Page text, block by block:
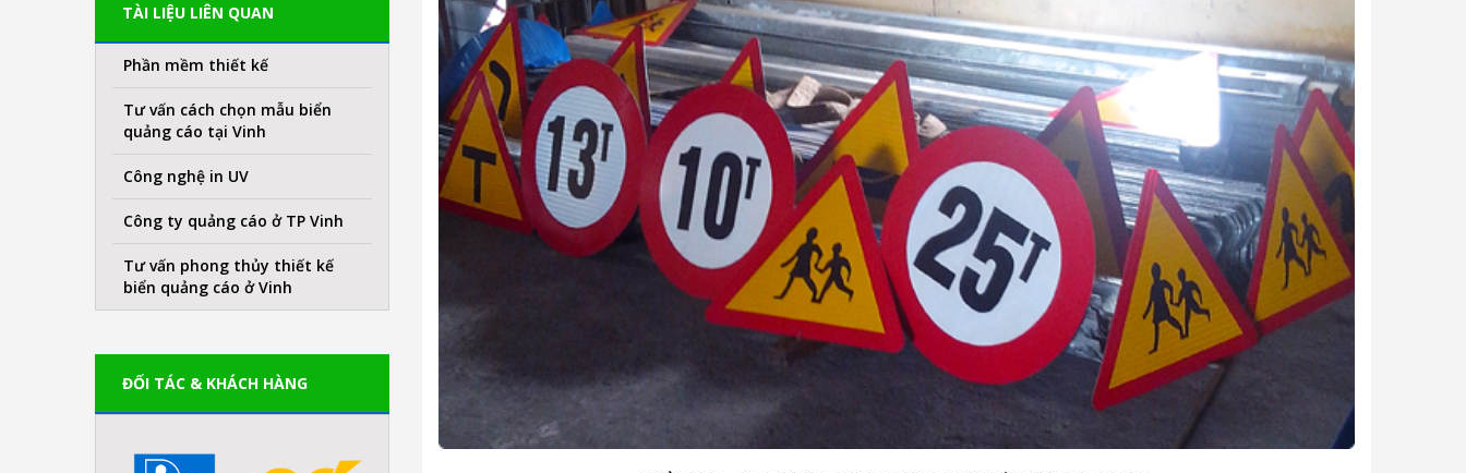
TÀI LIỆU LIÊN QUAN
Phần mềm thiết kế
Tư vấn cách chọn mẫu biển
quảng cáo tại Vinh
Công nghệ in UV
Công ty quảng cáo ở TP Vinh
Tư vấn phong thủy thiết kế
biển quảng cáo ở Vinh
ĐỐI TÁC & KHÁCH HÀNG